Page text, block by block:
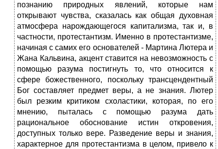
познанию природных явлений, которые нам
открывают чувства, сказалась как общая духовная
атмосфера нарождающегося капитализма, так и, в
частности, протестантизм. Именно в протестантизме,
начиная с самих его основателей - Мартина Лютера и
Жана Кальвина, акцент ставится на невозможность с
помощью разума постигнуть то, что относится к
сфере божественного, поскольку трансцендентный
Бог составляет предмет веры, а не знания. Лютер
был резким критиком схоластики, которая, по его
мнению, пыталась с помощью разума дать
рациональное обоснование истин откровения,
доступных только вере. Разведение веры и знания,
характерное для протестантизма в целом, привело к